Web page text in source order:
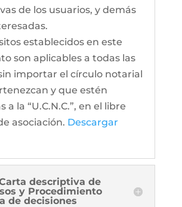
de los usuarios, y demás
establecidos en este
son aplicables a todas las
importar el círculo notarial
y que estén
a la “U.C.N.C.”, en el libre
asociación. Descargar
descriptiva de
y Procedimiento
de decisiones